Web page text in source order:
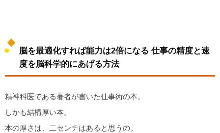
脳を最適化すれば能力は2倍になる 仕事の精度と速
度を脳科学的にあげる方法
精神科医である著者が書いた仕事術の本。
しかも結構厚い本。
本の厚さは、二センチはあると思うの。